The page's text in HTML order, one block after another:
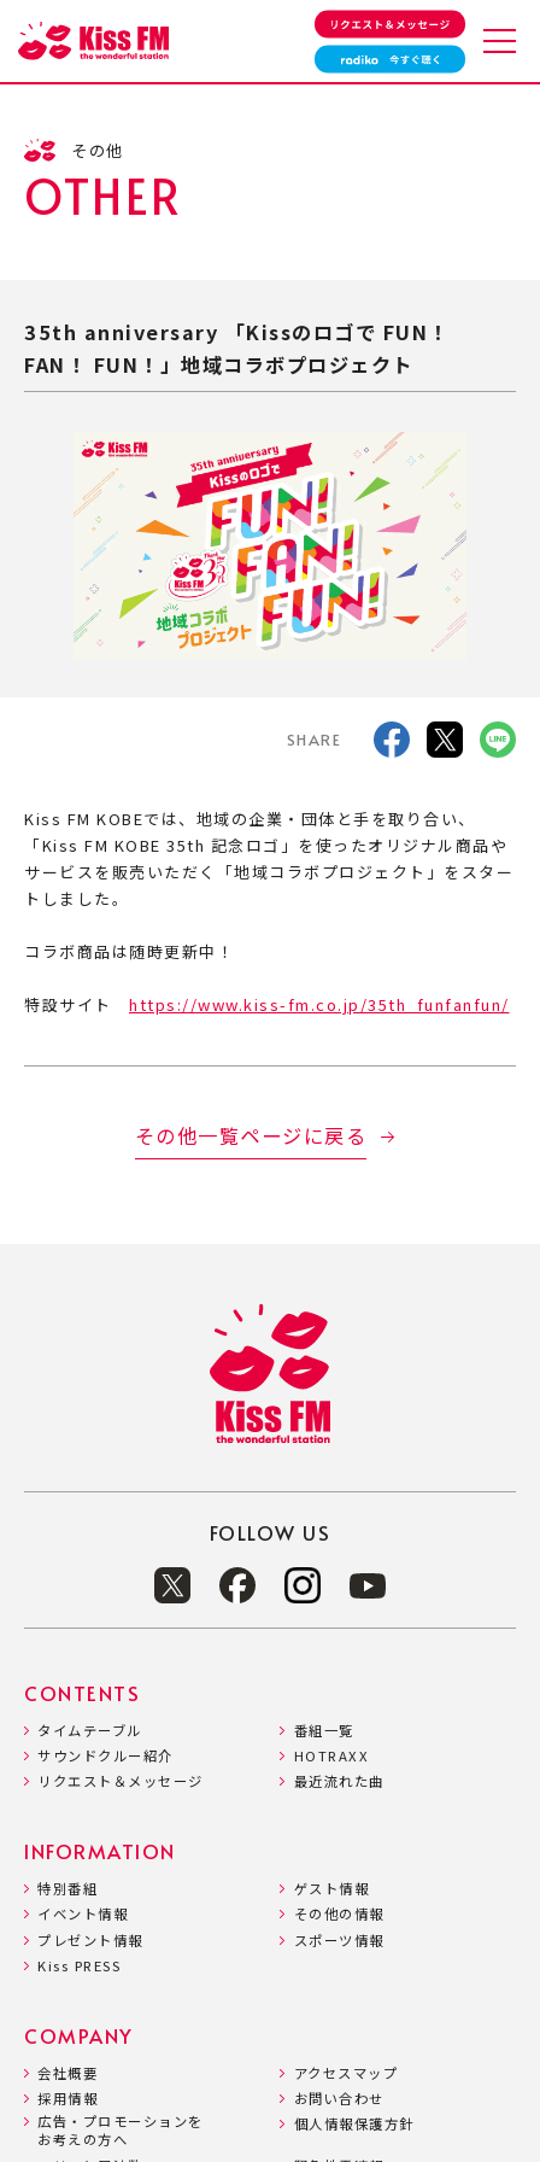
サウンドクルー紹介
リクエスト＆メッセージ
Kiss PRESS
広告・プロモーションを
お考えの方へ
個人情報保護方針
エリアと周波数
緊急地震速報
よくあるご質問
Kissner's club
その他
OTHER
35th anniversary 「Kissのロゴで FUN！
FAN！ FUN！」地域コラボプロジェクト
SHARE
Kiss FM KOBEでは、地域の企業・団体と手を取り合い、
「Kiss FM KOBE 35th 記念ロゴ」を使ったオリジナル商品や
サービスを販売いただく「地域コラボプロジェクト」をスター
トしました。
コラボ商品は随時更新中！
特設サイト https://www.kiss-fm.co.jp/35th_funfanfun/
その他一覧ページに戻る
FOLLOW US
CONTENTS
タイムテーブル
番組一覧
サウンドクルー紹介
HOTRAXX
リクエスト＆メッセージ
最近流れた曲
INFORMATION
特別番組
ゲスト情報
イベント情報
その他の情報
プレゼント情報
スポーツ情報
Kiss PRESS
COMPANY
会社概要
アクセスマップ
採用情報
お問い合わせ
広告・プロモーションを
お考えの方へ
個人情報保護方針